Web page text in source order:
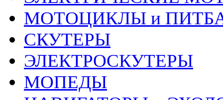
МОТОЦИКЛЫ и
СКУТЕРЫ
ЭЛЕКТРОСКУТЕРЫ
МОПЕДЫ